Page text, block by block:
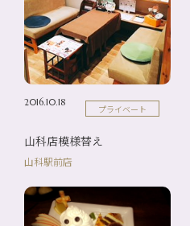
2016.10.18
プライベート
山科店模様替え
山科駅前店